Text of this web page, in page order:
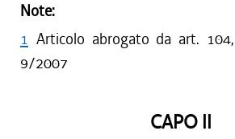
Note:
1 Articolo abrogato da art.
9/2007
CAPO II